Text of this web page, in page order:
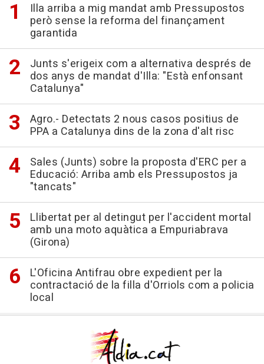
Illa arriba a mig mandat amb Pressupostos
però sense la reforma del finançament
garantida
Junts s'erigeix com a alternativa després de
dos anys de mandat d'Illa: "Està enfonsant
Catalunya"
Agro.- Detectats 2 nous casos positius de
PPA a Catalunya dins de la zona d'alt risc
Sales (Junts) sobre la proposta d'ERC per a
Educació: Arriba amb els Pressupostos ja
"tancats"
Llibertat per al detingut per l'accident mortal
amb una moto aquàtica a Empuriabrava
(Girona)
L'Oficina Antifrau obre expedient per la
contractació de la filla d'Orriols com a policia
local